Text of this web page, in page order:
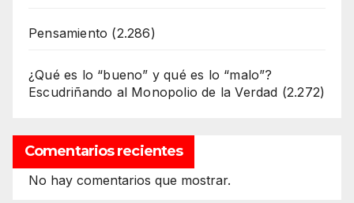
Pensamiento (2.286)
¿Qué es lo “bueno” y qué es lo “malo”?
Escudriñando al Monopolio de la Verdad (2.272)
Comentarios recientes
No hay comentarios que mostrar.